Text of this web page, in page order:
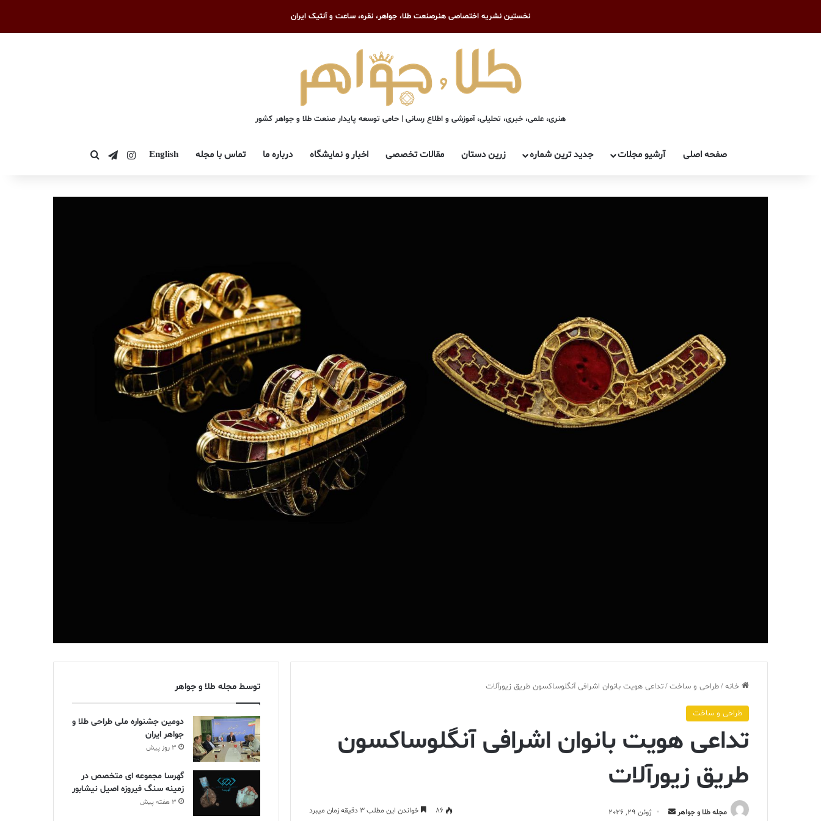
نخستین نشریه اختصاصی هنرصنعت طلا، جواهر، نقره، ساعت و آنتیک ایران
هنری، علمی، خبری، تحلیلی، آموزشی و اطلاع رسانی | حامی توسعه پایدار صنعت طلا و جواهر کشور
صفحه اصلی آرشیو مجلات جدید ترین شماره زرین دستان مقالات تخصصی اخبار و نمایشگاه درباره ما تماس با مجله English اینستاگرام
تلگرامجستجو برای
خانه/طراحی و ساخت/تداعی هویت بانوان اشرافی آنگلوساکسون طریق زیورآلات
طراحی و ساخت
تداعی هویت بانوان اشرافی آنگلوساکسون
طریق زیورآلات
مجله طلا و جواهر
ارسال ژوئن 29, 2026 86 خواندن این مطلب 3 دقیقه زمان میبرد
توسط مجله طلا و جواهر
دومین جشنواره ملی طراحی طلا و
جواهر ایران
3 روز پیش
گهرسا مجموعه ای متخصص در
زمینه سنگ فیروزه اصیل نیشابور
3 هفته پیش